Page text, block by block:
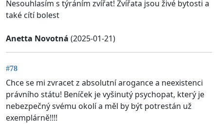
Nesouhlasím s týráním zvířat! Zvířata jsou živé bytosti a
také cítí bolest
Anetta Novotná (2025-01-21)
#78
Chce se mi zvracet z absolutní arogance a neexistenci
právního státu! Beníček je vyšinutý psychopat, který je
nebezpečný svému okolí a měl by být potrestán už
exemplárně!!!!